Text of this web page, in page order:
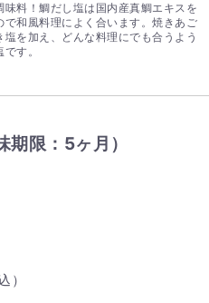
料！鯛だし塩は国内産真鯛エキスを
和風料理によく合います。焼きあご
を加え、どんな料理にでも合うよう
す。
期限：5ヶ月）
）